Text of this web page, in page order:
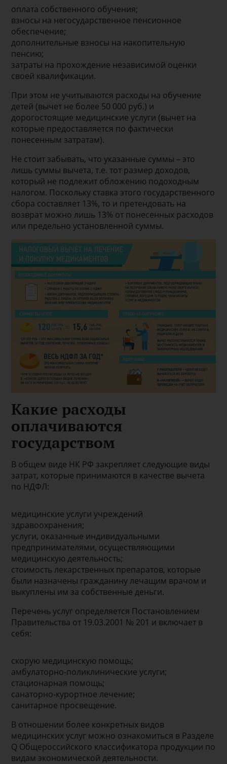
оплата собственного обучения;
взносы на негосударственное пенсионное
обеспечение;
дополнительные взносы на накопительную
пенсию;
затраты на прохождение независимой оценки
своей квалификации.
При этом не учитываются расходы на обучение
детей (вычет не более 50 000 руб.) и
дорогостоящие медицинские услуги (вычет на
которые предоставляется по фактически
понесенным затратам).
Не стоит забывать, что указанные суммы – это
лишь суммы вычета, т.е. тот размер доходов,
который не подлежит обложению подоходным
налогом. Поскольку ставка этого государственного
сбора составляет 13%, то и претендовать на
возврат можно лишь 13% от понесенных расходов
или предельно установленной суммы.
Какие расходы
оплачиваются
государством
В общем виде НК РФ закрепляет следующие виды
затрат, которые принимаются в качестве вычета
по НДФЛ:
медицинские услуги учреждений
здравоохранения;
услуги, оказанные индивидуальными
предпринимателями, осуществляющими
медицинскую деятельность;
стоимость лекарственных препаратов, которые
были назначены гражданину лечащим врачом и
выкуплены им за собственные деньги.
Перечень услуг определяется Постановлением
Правительства от 19.03.2001 № 201 и включает в
себя:
скорую медицинскую помощь;
амбулаторно-поликлинические услуги;
стационарная помощь;
санаторно-курортное лечение;
санитарное просвещение.
В отношении более конкретных видов
медицинских услуг можно ознакомиться в Разделе
Q Общероссийского классификатора продукции по
видам экономической деятельности.